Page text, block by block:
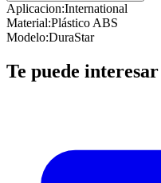
Aplicacion:International
Material:Plástico ABS
Modelo:DuraStar
Te puede interesar